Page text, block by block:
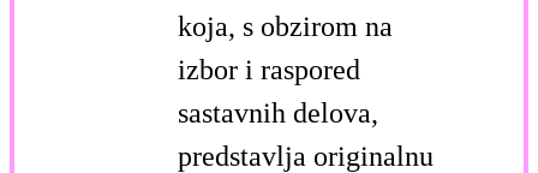
koja, s obzirom na
izbor i raspored
sastavnih delova,
predstavlja originalnu